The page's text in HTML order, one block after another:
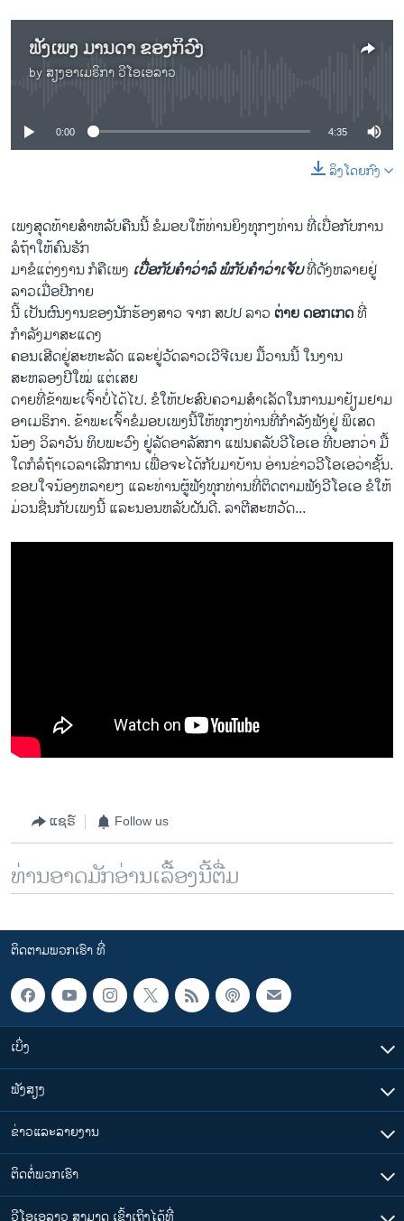
ຟັງເພງ ມານດາ ຂອງກິວົງ
by ສຽງອາເມຣິກາ ວີໂອເອລາວ
No media source currently available
0:00 4:35
ລິງໂດຍກົງ
​ເພງ​ສຸດ​ທ້າຍ​ສຳ​ຫລັບ​ຄືນ​ນີ້ ຂໍ​ມອບ​ໃຫ້​ທ່ານ​ຍິງ​ທຸກໆ​ທ່ານ ທີ່​ເບື່ອ​ກັບ​ການ
ລໍຖ້າ​ໃຫ້​ຄົນ​ຮັກ
ມາ​ຂໍ​ແຕ່ງງານ​ ກໍ​ຄື​ເພງ ​ ເບື່ອ​ກັບ​ຄຳ​ວ່າ​ລໍ ພໍ​ກັບຄຳ​ວ່າ​ເຈັບທີ່​ດັງ​ຫລາຍ​ຢູ່​
ລາວ​ເມື່ອ​ປີ​ກາຍ
ນີ້ ​ເປັນ​ຜົນງານ​ຂອງ​ນັກ​ຮ້ອງ​ສາວ ຈາກ ສປປ ລາວ ຕ່າ​ຍ ດອກ​ເກດທີ່
ກຳລັງ​ມາສະ​ແດງ
ຄອນ​ເສີດ​ຢູ່​ສະຫະລັດ ແລະຢູ່​ວັດ​ລາວ​ເວີ​ຈີ​ເນຍ ມື້ວານ​ນີ້ ​ໃນງານ
ສະຫລອງປີໃໝ່ ແຕ່​ເສຍ
ດາຍ​ທີ່​ຂ້າພະ​ເຈົ້າ​ບໍ່​ໄດ້​ໄປ. ​ຂໍ​ໃຫ້​ປະສົບ​ຄວາມສຳ​ເລັດ​ໃນ​ການ​ມາ​ຢ້ຽມຢາມ​
ອາ​ເມຣິກາ. ຂ້າພະ​ເຈົ້າຂໍມອບ​ເພງ​ນີ້​ໃຫ້​ທຸກໆ​ທ່ານທີ່​ກຳ​ລັງຟັງ​ຢູ່ ພິ​ເສດ​
ນ້ອງ ວິລາວັນ ທິບ​ພະ​ວົງ​ ຢູ່​ລັດ​ອາ​ລັສກາ ​ແຟນຄລັບ​ວີ​ໂອ​ເອ ທີ່​ບອກ​ວ່າ ມື້
ໃດກໍລໍຖ້າ​ເວລາ​ເລີກ​ການ ​ເພື່ອ​ຈະ​ໄດ້​ກັບ​ມາ​ບ້ານ ອ່ານ​ຂ່າວ​ວີ​ໂອ​ເອວ່າ​ຊັ້ນ.
ຂອບ​ໃຈ​ນ້ອງ​ຫລາຍ​ໆ ແລະ​ທ່ານ​ຜູ້​ຟັງ​ທຸກ​ທ່ານທີ່​ຕິດຕາມ​ຟັງ​ວີ​ໂອ​ເອ ຂໍ​ໃຫ້​
ມ່ວນ​ຊື່ນ​ກັບ​ເພງ​ນີ້ ​ແລະ​ນອນ​ຫລັບ​ຝັນ​ດີ. ລາຕີ​ສະຫ​ວັດ...
ແຊຣ໌ Follow us
ທ່ານອາດມັກອ່ານເລື້ອງນີ້ຕື່ມ
ຕິດຕາມພວກເຮົາ ທີ່
ເບິ່ງ
ຟັງສຽງ
ຂ່າວແລະລາຍງານ
ຕິດຕໍ່ພວກເຮົາ
ວີໂອເອລາວ ສາມາດ ເຂົ້າເຖິງໄດ້ທີ່